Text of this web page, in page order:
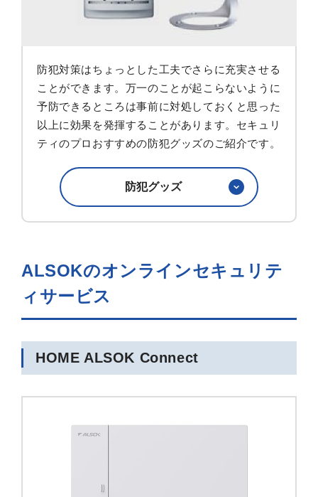
防犯対策はちょっとした工夫でさらに充実させる
ことができます。万一のことが起こらないように
予防できるところは事前に対処しておくと思った
以上に効果を発揮することがあります。セキュリ
ティのプロおすすめの防犯グッズのご紹介です。
防犯グッズ
ALSOKのオンラインセキュリテ
ィサービス
HOME ALSOK Connect